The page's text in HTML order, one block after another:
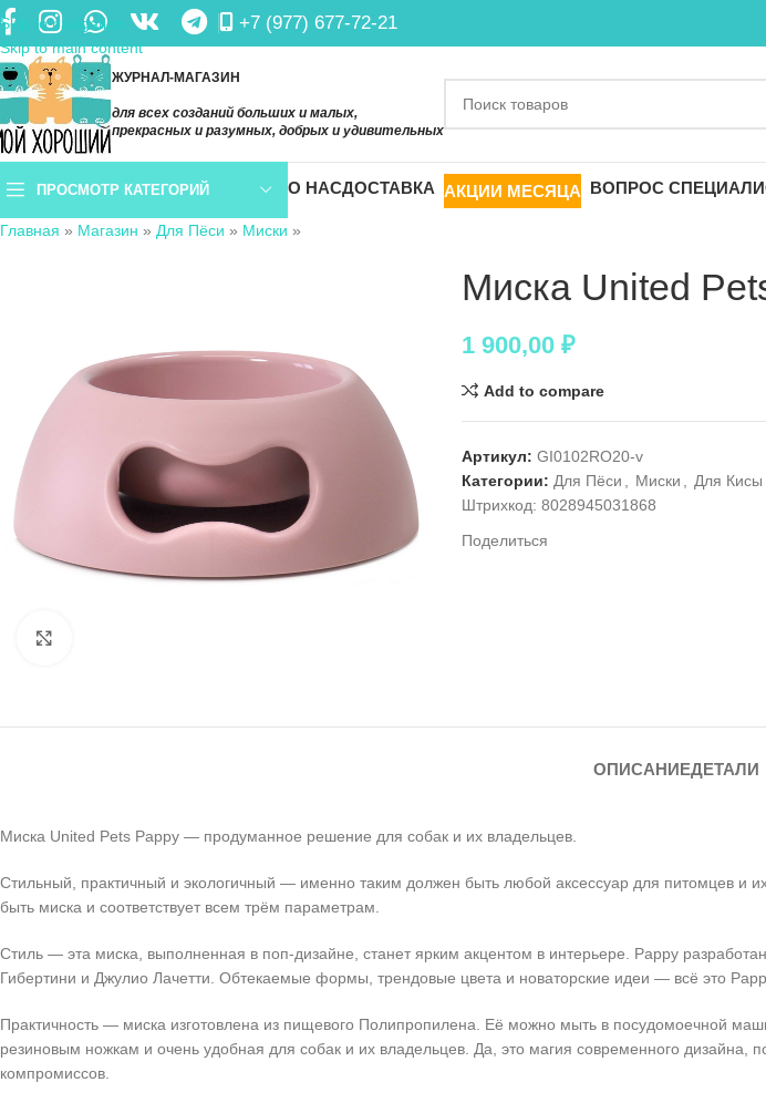
Skip to navigation
Skip to main content
+7 (977) 677-72-21
ЖУРНАЛ-МАГАЗИН
для всех созданий больших и малых,
прекрасных и разумных, добрых и удивительных
ПРОСМОТР КАТЕГОРИЙ О НАСДОСТАВКА АКЦИИ МЕСЯЦА ВОПРОС
Главная » Магазин » Для Пёси » Миски »
Миска United
1 900,00₽
Add to compare
Артикул:GI0102RO20-v
Категории: Для Пёси Миски Для Кисы
Штрихкод:8028945031868
Поделиться
ОПИСАНИЕДЕТАЛИ
Миска United Pets Pappy — продуманное решение для собак и их владельцев.
Стильный, практичный и экологичный — именно таким должен быть любой аксессуар для питомцев и
быть миска и соответствует всем трём параметрам.
Стиль — эта миска, выполненная в поп-дизайне, станет ярким акцентом в интерьере. Pappy
Гибертини и Джулио Лачетти. Обтекаемые формы, трендовые цвета и новаторские идеи — всё это
Практичность — миска изготовлена из пищевого Полипропилена. Её можно мыть в посудомоечной
резиновым ножкам и очень удобная для собак и их владельцев. Да, это магия современного дизайна,
компромиссов.